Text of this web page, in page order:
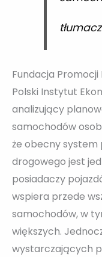
Fundacja
Polski Instytut
analizujący
samochodów
że obecny
drogowego jest
posiadaczy
wspiera przede
samochodów, w
większych.
wystarczających